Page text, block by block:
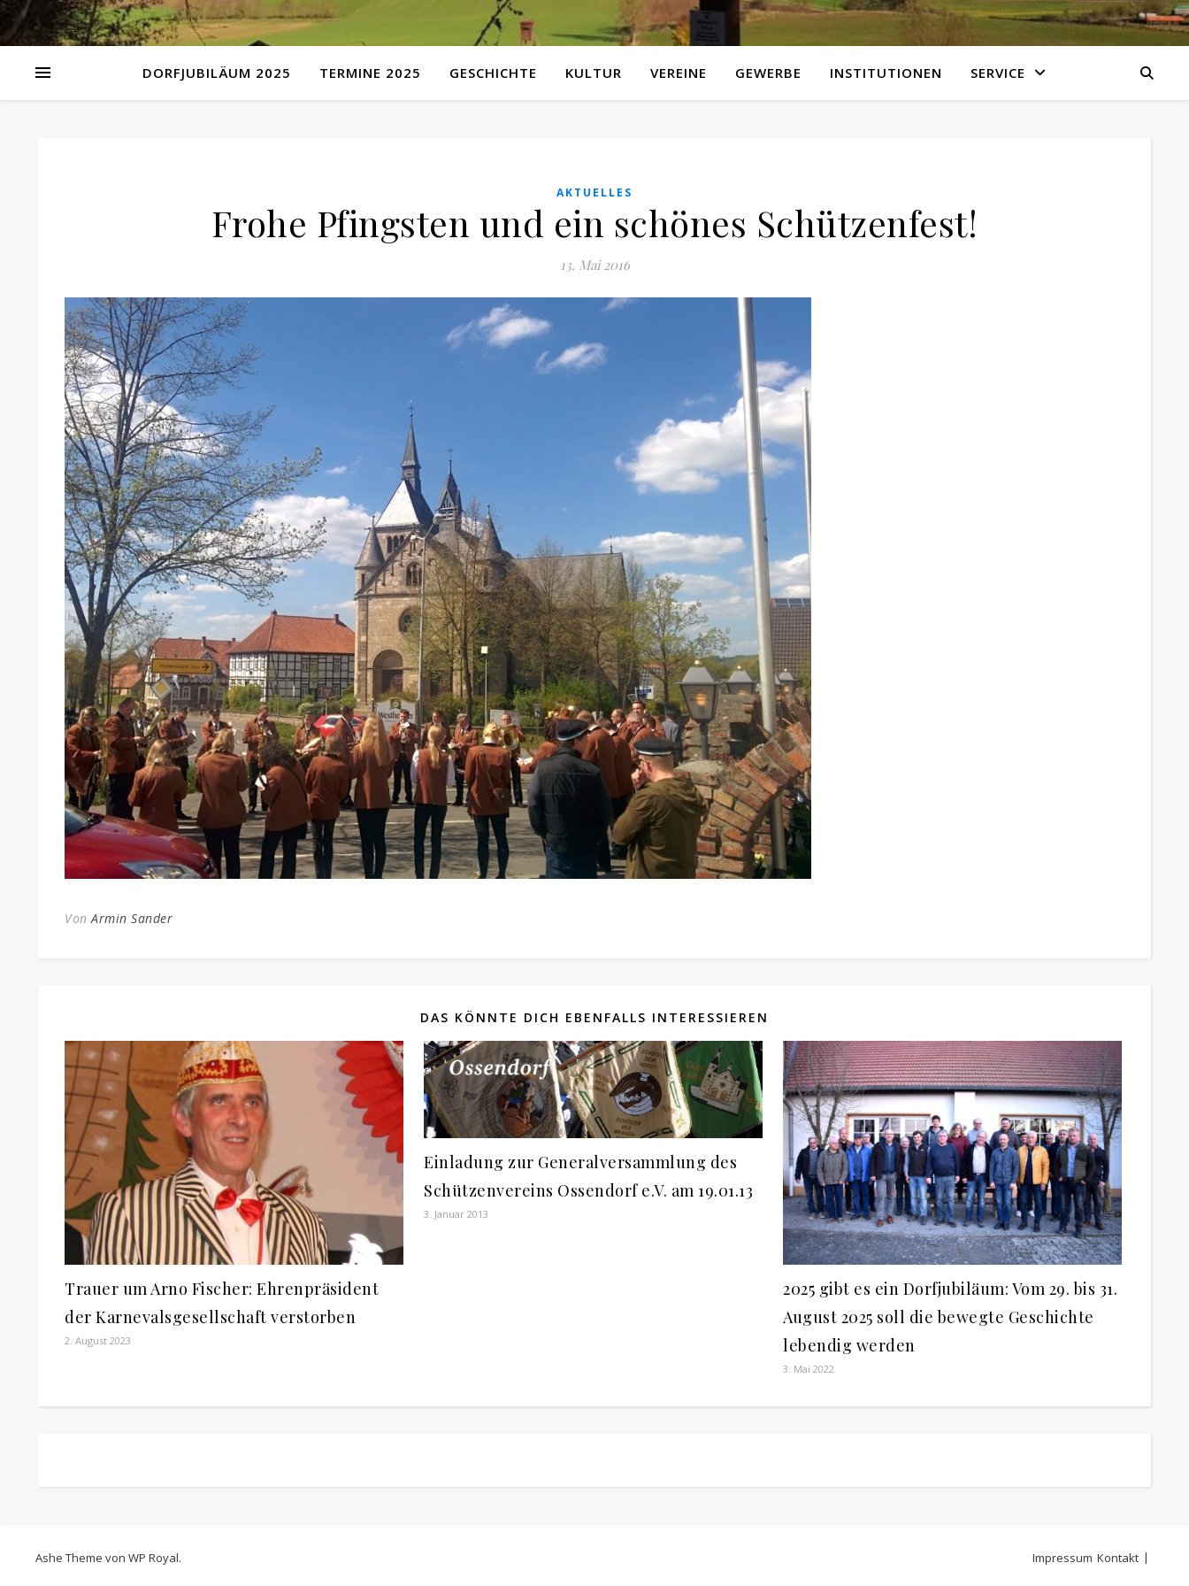
DORFJUBILÄUM 2025 TERMINE 2025 GESCHICHTE KULTUR VEREINE GEWERBE INSTITUTIONEN SERVICE
AKTUELLES
Frohe Pfingsten und ein schönes Schützenfest!
13. Mai 2016
VonArmin Sander
DAS KÖNNTE DICH EBENFALLS INTERESSIEREN
Trauer um Arno Fischer: Ehrenpräsident
der Karnevalsgesellschaft verstorben
2. August 2023
Einladung zur Generalversammlung des
Schützenvereins Ossendorf e.V. am 19.01.13
3. Januar 2013
2025 gibt es ein Dorfjubiläum: Vom 29. bis 31.
August 2025 soll die bewegte Geschichte
lebendig werden
3. Mai 2022
Impressum Kontakt
Ashe Theme von WP Royal.